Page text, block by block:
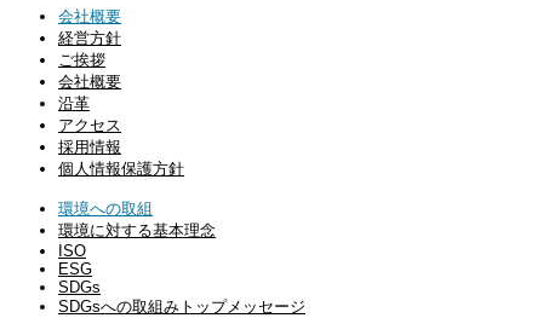
会社概要
経営方針
ご挨拶
会社概要
沿革
アクセス
採用情報
個人情報保護方針
環境への取組
環境に対する基本理念
ISO
ESG
SDGs
SDGsへの取組みトップメッセージ